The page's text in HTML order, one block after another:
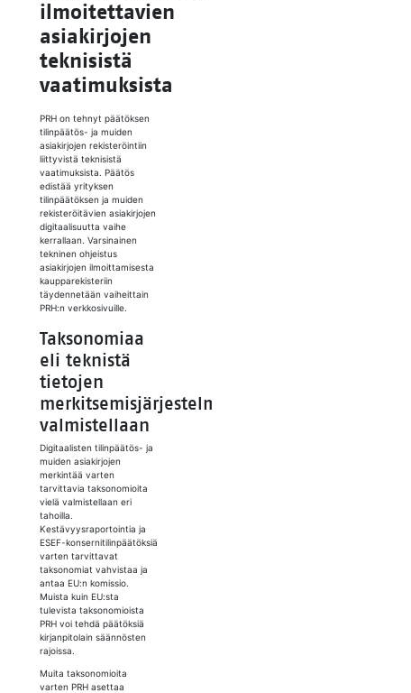
ilmoitettavien
asiakirjojen
teknisistä
vaatimuksista
PRH on tehnyt päätöksen
tilinpäätös- ja muiden
asiakirjojen rekisteröintiin
liittyvistä teknisistä
vaatimuksista. Päätös
edistää yrityksen
tilinpäätöksen ja muiden
rekisteröitävien asiakirjojen
digitaalisuutta vaihe
kerrallaan. Varsinainen
tekninen ohjeistus
asiakirjojen ilmoittamisesta
kaupparekisteriin
täydennetään vaiheittain
PRH:n verkkosivuille.
Taksonomiaa
eli teknistä
tietojen
merkitsemisjärjestelmää
valmistellaan
Digitaalisten tilinpäätös- ja
muiden asiakirjojen
merkintää varten
tarvittavia taksonomioita
vielä valmistellaan eri
tahoilla.
Kestävyysraportointia ja
ESEF-konsernitilinpäätöksiä
varten tarvittavat
taksonomiat vahvistaa ja
antaa EU:n komissio.
Muista kuin EU:sta
tulevista taksonomioista
PRH voi tehdä päätöksiä
kirjanpitolain säännösten
rajoissa.
Muita taksonomioita
varten PRH asettaa